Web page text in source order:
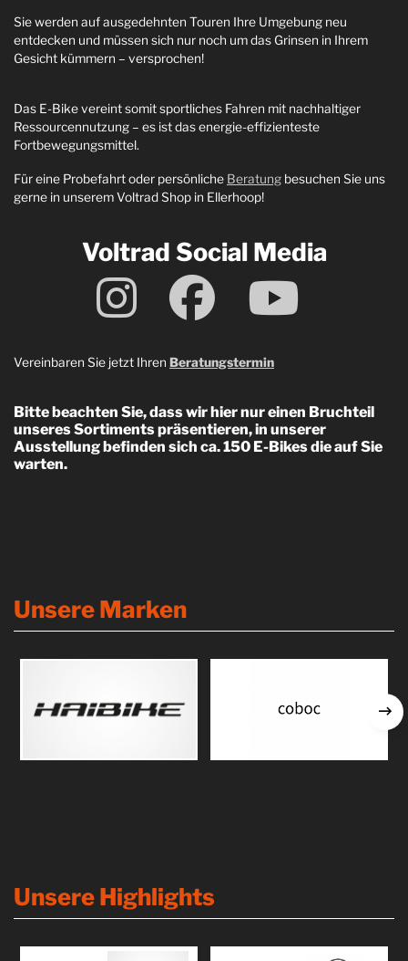
Sie werden auf ausgedehnten Touren Ihre Umgebung neu
entdecken und müssen sich nur noch um das Grinsen in Ihrem
Gesicht kümmern – versprochen!
Das E-Bike vereint somit sportliches Fahren mit nachhaltiger
Ressourcennutzung – es ist das energie-effizienteste
Fortbewegungsmittel.
Für eine Probefahrt oder persönliche Beratung besuchen Sie uns
gerne in unserem Voltrad Shop in Ellerhoop!
Voltrad Social Media
Vereinbaren Sie jetzt Ihren Beratungstermin
Bitte beachten Sie, dass wir hier nur einen Bruchteil
unseres Sortiments präsentieren, in unserer
Ausstellung befinden sich ca. 150 E-Bikes die auf Sie
warten.
Unsere Marken
Unsere Highlights